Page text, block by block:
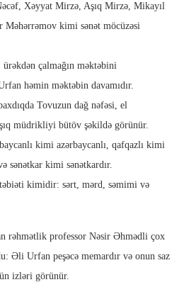
Xəyyat Mirzə, Aşıq Mirzə, Mikayıl
kimi sənət möcüzəsi
çalmağın məktəbini
həmin məktəbin davamıdır.
Tovuzun dağ nəfəsi, el
müdrikliyi bütöv şəkildə görünür.
kimi azərbaycanlı, qafqazlı kimi
sənətkar kimi sənətkardır.
təbiəti kimidir: sərt, mərd, səmimi və
rəhmətlik professor Nəsir Əhmədli çox
Əli Urfan peşəcə memardır və onun saz
izləri görünür.